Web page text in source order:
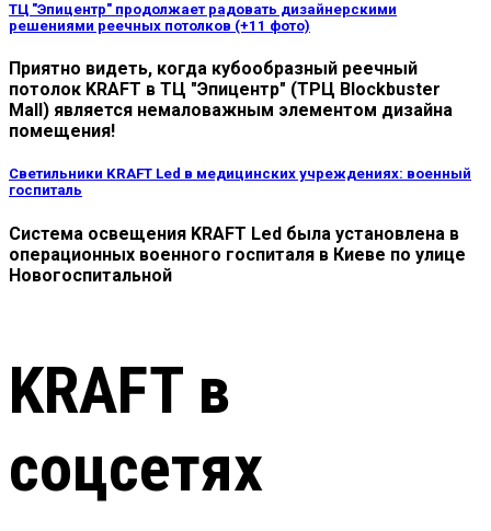
ТЦ "Эпицентр" продолжает радовать дизайнерскими
решениями реечных потолков (+11 фото)
Приятно видеть, когда кубообразный реечный
потолок KRAFT в ТЦ "Эпицентр" (ТРЦ Blockbuster
Mall) является немаловажным элементом дизайна
помещения!
Светильники KRAFT Led в медицинских учреждениях: военный
госпиталь
Система освещения KRAFT Led была установлена в
операционных военного госпиталя в Киеве по улице
Новогоспитальной
KRAFT в
соцсетях